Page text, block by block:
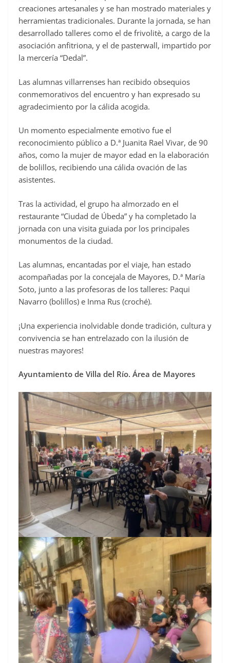
creaciones artesanales y se han mostrado materiales y
herramientas tradicionales. Durante la jornada, se han
desarrollado talleres como el de frivolitè, a cargo de la
asociación anfitriona, y el de pasterwall, impartido por
la mercería “Dedal”.
Las alumnas villarrenses han recibido obsequios
conmemorativos del encuentro y han expresado su
agradecimiento por la cálida acogida.
Un momento especialmente emotivo fue el
reconocimiento público a D.ª Juanita Rael Vivar, de 90
años, como la mujer de mayor edad en la elaboración
de bolillos, recibiendo una cálida ovación de las
asistentes.
Tras la actividad, el grupo ha almorzado en el
restaurante “Ciudad de Úbeda” y ha completado la
jornada con una visita guiada por los principales
monumentos de la ciudad.
Las alumnas, encantadas por el viaje, han estado
acompañadas por la concejala de Mayores, D.ª María
Soto, junto a las profesoras de los talleres: Paqui
Navarro (bolillos) e Inma Rus (croché).
¡Una experiencia inolvidable donde tradición, cultura y
convivencia se han entrelazado con la ilusión de
nuestras mayores!
Ayuntamiento de Villa del Río. Área de Mayores